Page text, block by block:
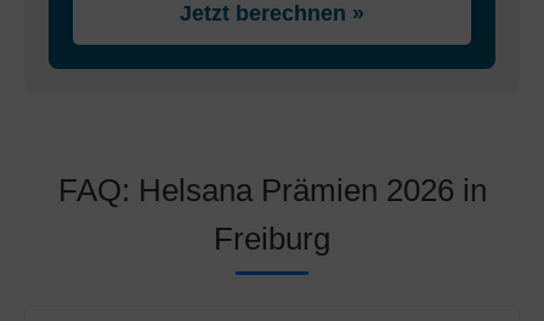
Jetzt berechnen »
FAQ: Helsana Prämien 2026 in
Freiburg